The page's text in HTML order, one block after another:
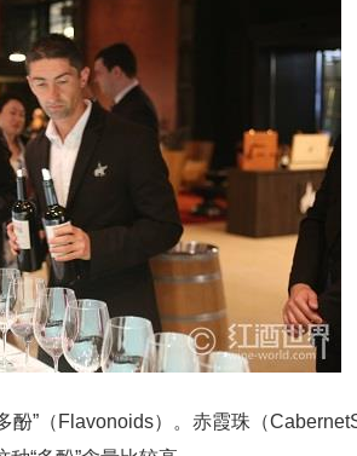
酚”（Flavonoids）。赤霞珠（